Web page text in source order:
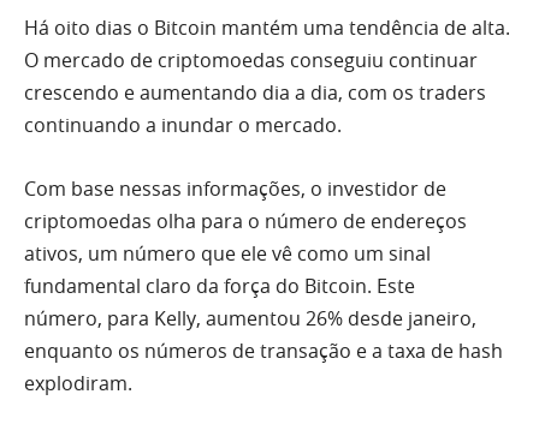
Há oito dias o Bitcoin mantém uma tendência de alta.
O mercado de criptomoedas conseguiu continuar
crescendo e aumentando dia a dia, com os traders
continuando a inundar o mercado.
Com base nessas informações, o investidor de
criptomoedas olha para o número de endereços
ativos, um número que ele vê como um sinal
fundamental claro da força do Bitcoin. Este
número, para Kelly, aumentou 26% desde janeiro,
enquanto os números de transação e a taxa de hash
explodiram.